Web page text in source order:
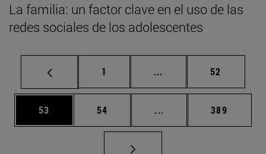
La familia: un factor clave en el uso de las
redes sociales de los adolescentes
Página
1 ... Páginas intermedias
Página
52
Página
53 Página
54 ... Páginas intermedias
Página
389